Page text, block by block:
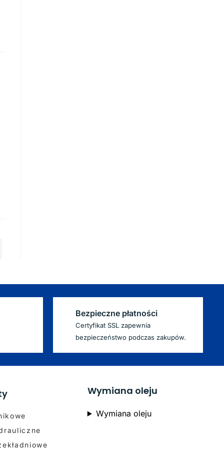
Bezpieczne płatności
Certyfikat SSL zapewnia
bezpieczeństwo podczas zakupów.
Wymiana oleju
Wymiana oleju